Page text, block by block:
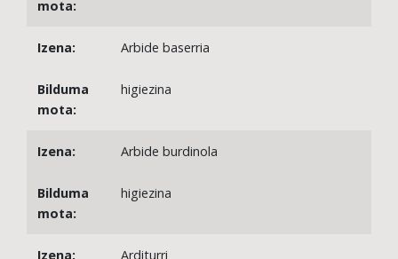
Arbide baserria
higiezina
Arbide burdinola
higiezina
Arditurri